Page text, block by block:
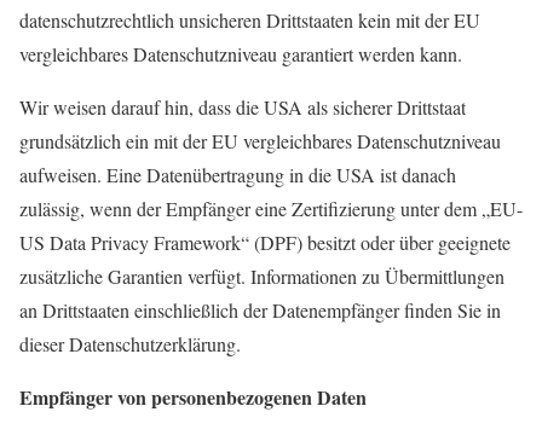
datenschutzrechtlich unsicheren Drittstaaten kein mit der EU
vergleichbares Datenschutzniveau garantiert werden kann.
Wir weisen darauf hin, dass die USA als sicherer Drittstaat
grundsätzlich ein mit der EU vergleichbares Datenschutzniveau
aufweisen. Eine Datenübertragung in die USA ist danach
zulässig, wenn der Empfänger eine Zertifizierung unter dem „EU-
US Data Privacy Framework“ (DPF) besitzt oder über geeignete
zusätzliche Garantien verfügt. Informationen zu Übermittlungen
an Drittstaaten einschließlich der Datenempfänger finden Sie in
dieser Datenschutzerklärung.
Empfänger von personenbezogenen Daten